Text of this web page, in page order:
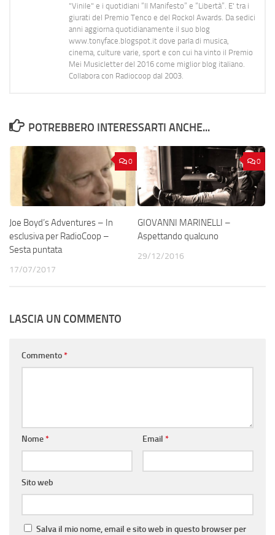
"Vinile" e i quotidiani “Il Manifesto” e “Libertà”. E' tra i
giurati del Premio Tenco e del Rockol Awards. Da sedici
anni aggiorna quotidianamente il suo blog
www.tonyface.blogspot.it dove parla di musica,
cinema, culture varie, sport e con cui ha vinto il Premio
Mei Musicletter del 2016 come miglior blog italiano.
Collabora con Radiocoop dal 2003.
POTREBBERO INTERESSARTI ANCHE...
0
Joe Boyd’s Adventures – In
esclusiva per RadioCoop –
Sesta puntata
17/07/2017
0
GIOVANNI MARINELLI –
Aspettando qualcuno
29/12/2016
LASCIA UN COMMENTO
Commento*
Nome* Email *
Sito web
Salva il mio nome, email e sito web in questo browser per